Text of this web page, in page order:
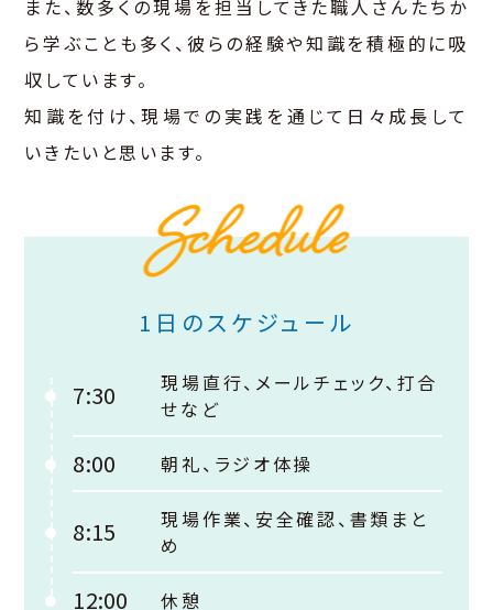
また、数多くの現場を担当してきた職人さんたちか
ら学ぶことも多く、彼らの経験や知識を積極的に吸
収しています。
知識を付け、現場での実践を通じて日々成長して
いきたいと思います。
1日のスケジュール
7:30
現場直行、メールチェック、打合
せなど
8:00 朝礼、ラジオ体操
8:15
現場作業、安全確認、書類まと
め
12:00 休憩